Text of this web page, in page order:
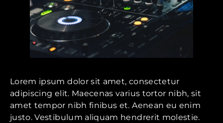
Lorem ipsum dolor sit amet, consectetur
adipiscing elit. Maecenas varius tortor nibh, sit
amet tempor nibh finibus et. Aenean eu enim
justo. Vestibulum aliquam hendrerit molestie.